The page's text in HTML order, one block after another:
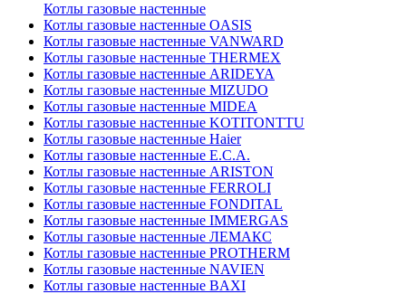
Котлы газовые настенные
Котлы газовые настенные OASIS
Котлы газовые настенные VANWARD
Котлы газовые настенные THERMEX
Котлы газовые настенные ARIDEYA
Котлы газовые настенные MIZUDO
Котлы газовые настенные MIDEA
Котлы газовые настенные KOTITONTTU
Котлы газовые настенные Haier
Котлы газовые настенные E.C.A.
Котлы газовые настенные ARISTON
Котлы газовые настенные FERROLI
Котлы газовые настенные FONDITAL
Котлы газовые настенные IMMERGAS
Котлы газовые настенные ЛЕМАКС
Котлы газовые настенные PROTHERM
Котлы газовые настенные NAVIEN
Котлы газовые настенные BAXI